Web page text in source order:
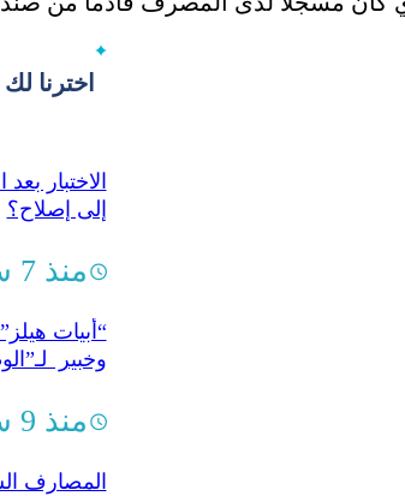
اخترنا لك
الاختبار
إلى إصلاح؟
منذ 7 ساعات
“أبيات
وخبير
منذ 9 ساعات
المصارف